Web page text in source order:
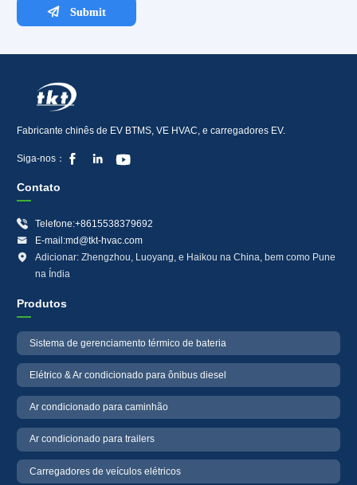
Fabricante chinês de EV BTMS, VE HVAC, e carregadores EV.
Siga-nos：   
Contato

Telefone:+8615538379692

E-mail:md@tkt-hvac.com

Adicionar: Zhengzhou, Luoyang, e Haikou na China, bem como Pune
na Índia
Produtos
Sistema de gerenciamento térmico de bateria
Elétrico & Ar condicionado para ônibus diesel
Ar condicionado para caminhão
Ar condicionado para trailers
Carregadores de veículos elétricos